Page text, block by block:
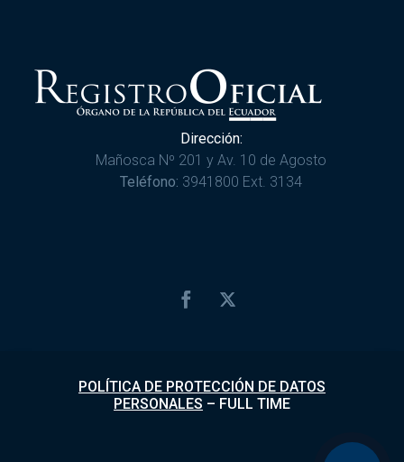
Dirección:
Mañosca Nº 201 y Av. 10 de Agosto
Teléfono: 3941800 Ext. 3134
POLÍTICA DE PROTECCIÓN DE DATOS
PERSONALES – FULL TIME